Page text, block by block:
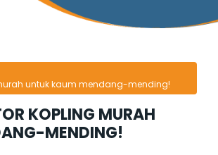
untuk kaum mendang-mending!
KOPLING MURAH
MENDING!